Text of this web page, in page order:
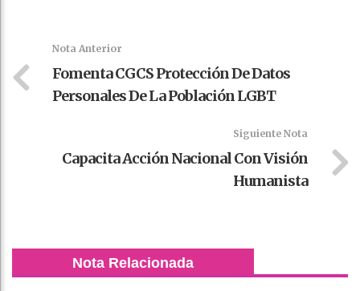
Nota Anterior
Fomenta CGCS Protección De Datos
Personales De La Población LGBT
Siguiente Nota
Capacita Acción Nacional Con Visión
Humanista
Nota Relacionada